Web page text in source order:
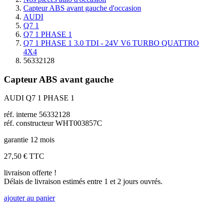
Capteur ABS avant gauche d'occasion
AUDI
Q7 1
Q7 1 PHASE 1
Q7 1 PHASE 1 3.0 TDI - 24V V6 TURBO QUATTRO
4X4
56332128
Capteur ABS avant gauche
AUDI Q7 1 PHASE 1
réf. interne 56332128
réf. constructeur WHT003857C
garantie 12 mois
27,50 € TTC
livraison offerte !
Délais de livraison estimés entre 1 et 2 jours ouvrés.
ajouter au panier